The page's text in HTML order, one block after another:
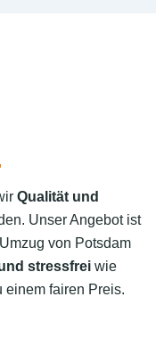
Qualität und
Unser Angebot ist
von Potsdam
stressfrei wie
einem fairen Preis.